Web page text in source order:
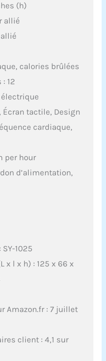
(h)
allié
calories brûlées
12
électrique
tactile, Design
cardiaque,
per hour
d’alimentation,
1025
x l x h) : 125 x 66 x
Amazon.fr : 7 juillet
client : 4,1 sur